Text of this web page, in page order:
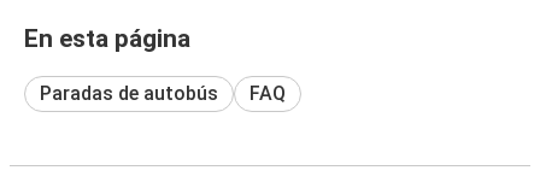
En esta página
Paradas de autobús FAQ